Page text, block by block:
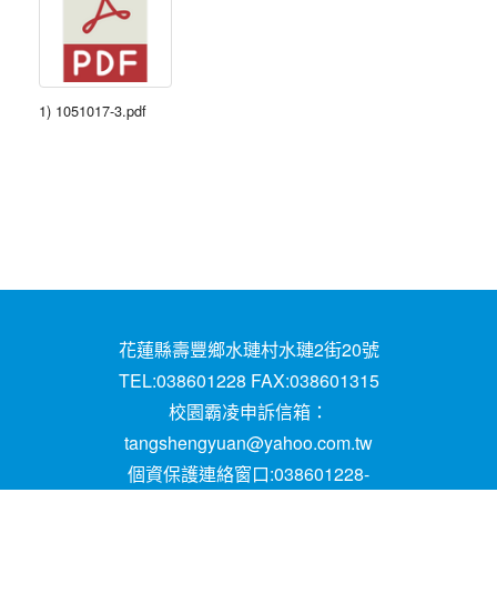
1) 1051017-3.pdf
花蓮縣壽豐鄉水璉村水璉2街20號
TEL:038601228 FAX:038601315
校園霸凌申訴信箱：
tangshengyuan@yahoo.com.tw
個資保護連絡窗口:038601228-